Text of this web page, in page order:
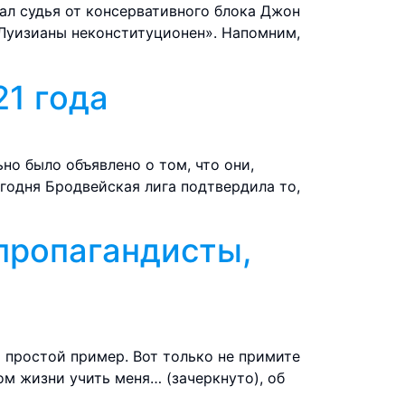
судья от консервативного блока Джон
неконституционен». Напомним,
года
было объявлено о том, что они,
Бродвейская лига подтвердила то,
пример. Вот только не примите
жизни учить меня… (зачеркнуто), об